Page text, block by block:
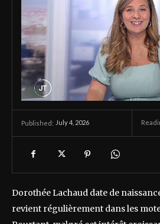
Published: July 4, 2026
Dorothée Lachaud date de
revient régulièrement dans les